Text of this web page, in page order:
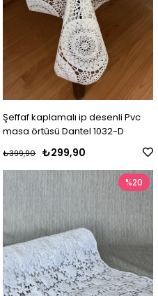
Şeffaf kaplamalı ip desenli Pvc
masa örtüsü Dantel 1032-D
₺299,90
₺399,90
%20